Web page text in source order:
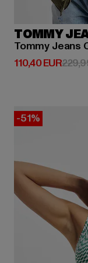
TOMMY
Tommy Jeans
110,40 EUR
Derzeitiger Preis:
-51%